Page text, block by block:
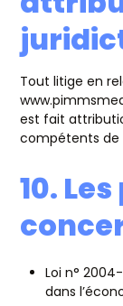
Tout litige en
est fait
compétents de
10.
Loi n°
dans